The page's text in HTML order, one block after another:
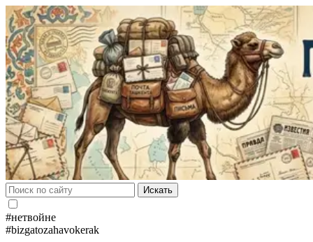
Искать
#нетвойне
#bizgatozahavokerak